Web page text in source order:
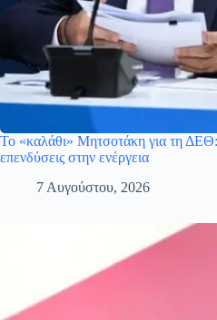
Το «καλάθι» Μητσοτάκη για τη
επενδύσεις στην ενέργεια
7 Αυγούστου, 2026